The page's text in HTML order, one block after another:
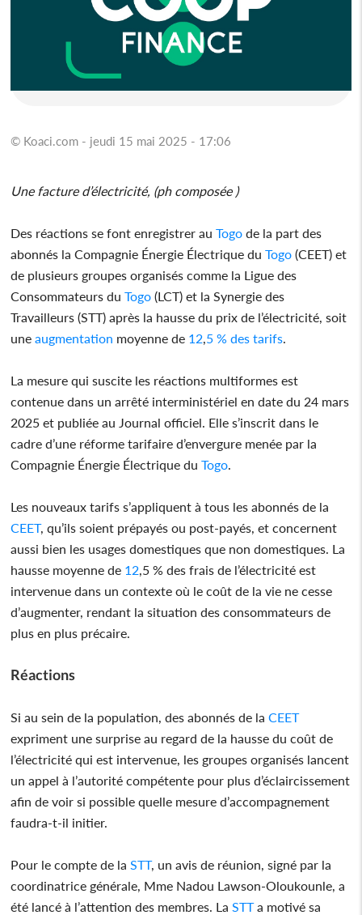
© Koaci.com - jeudi 15 mai 2025 - 17:06
Une facture d’électricité, (ph composée )
Des réactions se font enregistrer auTogo de la part des
abonnés la Compagnie Énergie Électrique duTogo (CEET) et
de plusieurs groupes organisés comme la Ligue des
Consommateurs duTogo (LCT) et la Synergie des
Travailleurs (STT) après la hausse du prix de l’électricité, soit
une augmentation moyenne de 12 5 % des tarifs
La mesure qui suscite les réactions multiformes est
contenue dans un arrêté interministériel en date du 24 mars
2025 et publiée au Journal officiel. Elle s’inscrit dans le
cadre d’une réforme tarifaire d’envergure menée par la
Compagnie Énergie Électrique duTogo
Les nouveaux tarifs s’appliquent à tous les abonnés de la
CEET, qu’ils soient prépayés ou post-payés, et concernent
aussi bien les usages domestiques que non domestiques. La
hausse moyenne de 12 ,5 % des frais de l’électricité est
intervenue dans un contexte où le coût de la vie ne cesse
d’augmenter, rendant la situation des consommateurs de
plus en plus précaire.
Réactions
Si au sein de la population, des abonnés de la CEET
expriment une surprise au regard de la hausse du coût de
l’électricité qui est intervenue, les groupes organisés lancent
un appel à l’autorité compétente pour plus d’éclaircissement
afin de voir si possible quelle mesure d’accompagnement
faudra-t-il initier.
Pour le compte de la STT, un avis de réunion, signé par la
coordinatrice générale, Mme Nadou Lawson-Oloukounle, a
été lancé à l’attention des membres. La STTa motivé sa